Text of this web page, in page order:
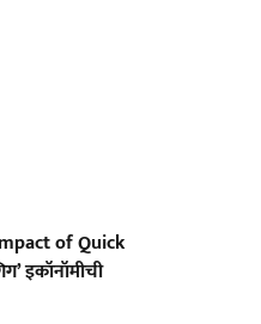
of Quick
इकॉनॉमीची